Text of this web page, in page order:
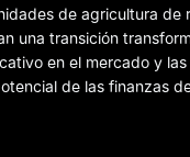
de agricultura de
una transición
en el mercado y
de las finanzas